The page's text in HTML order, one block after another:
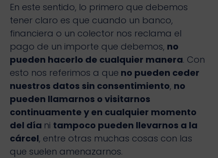
En este sentido, lo primero que debemos
tener claro es que cuando un banco,
financiera o un colector nos reclama el
pago de un importe que debemos, no
pueden hacerlo de cualquier manera. Con
esto nos referimos a que no pueden ceder
nuestros datos sin consentimiento, no
pueden llamarnos o visitarnos
continuamente y en cualquier momento
del día ni tampoco pueden llevarnos a la
cárcel, entre otras muchas cosas con las
que suelen amenazarnos.